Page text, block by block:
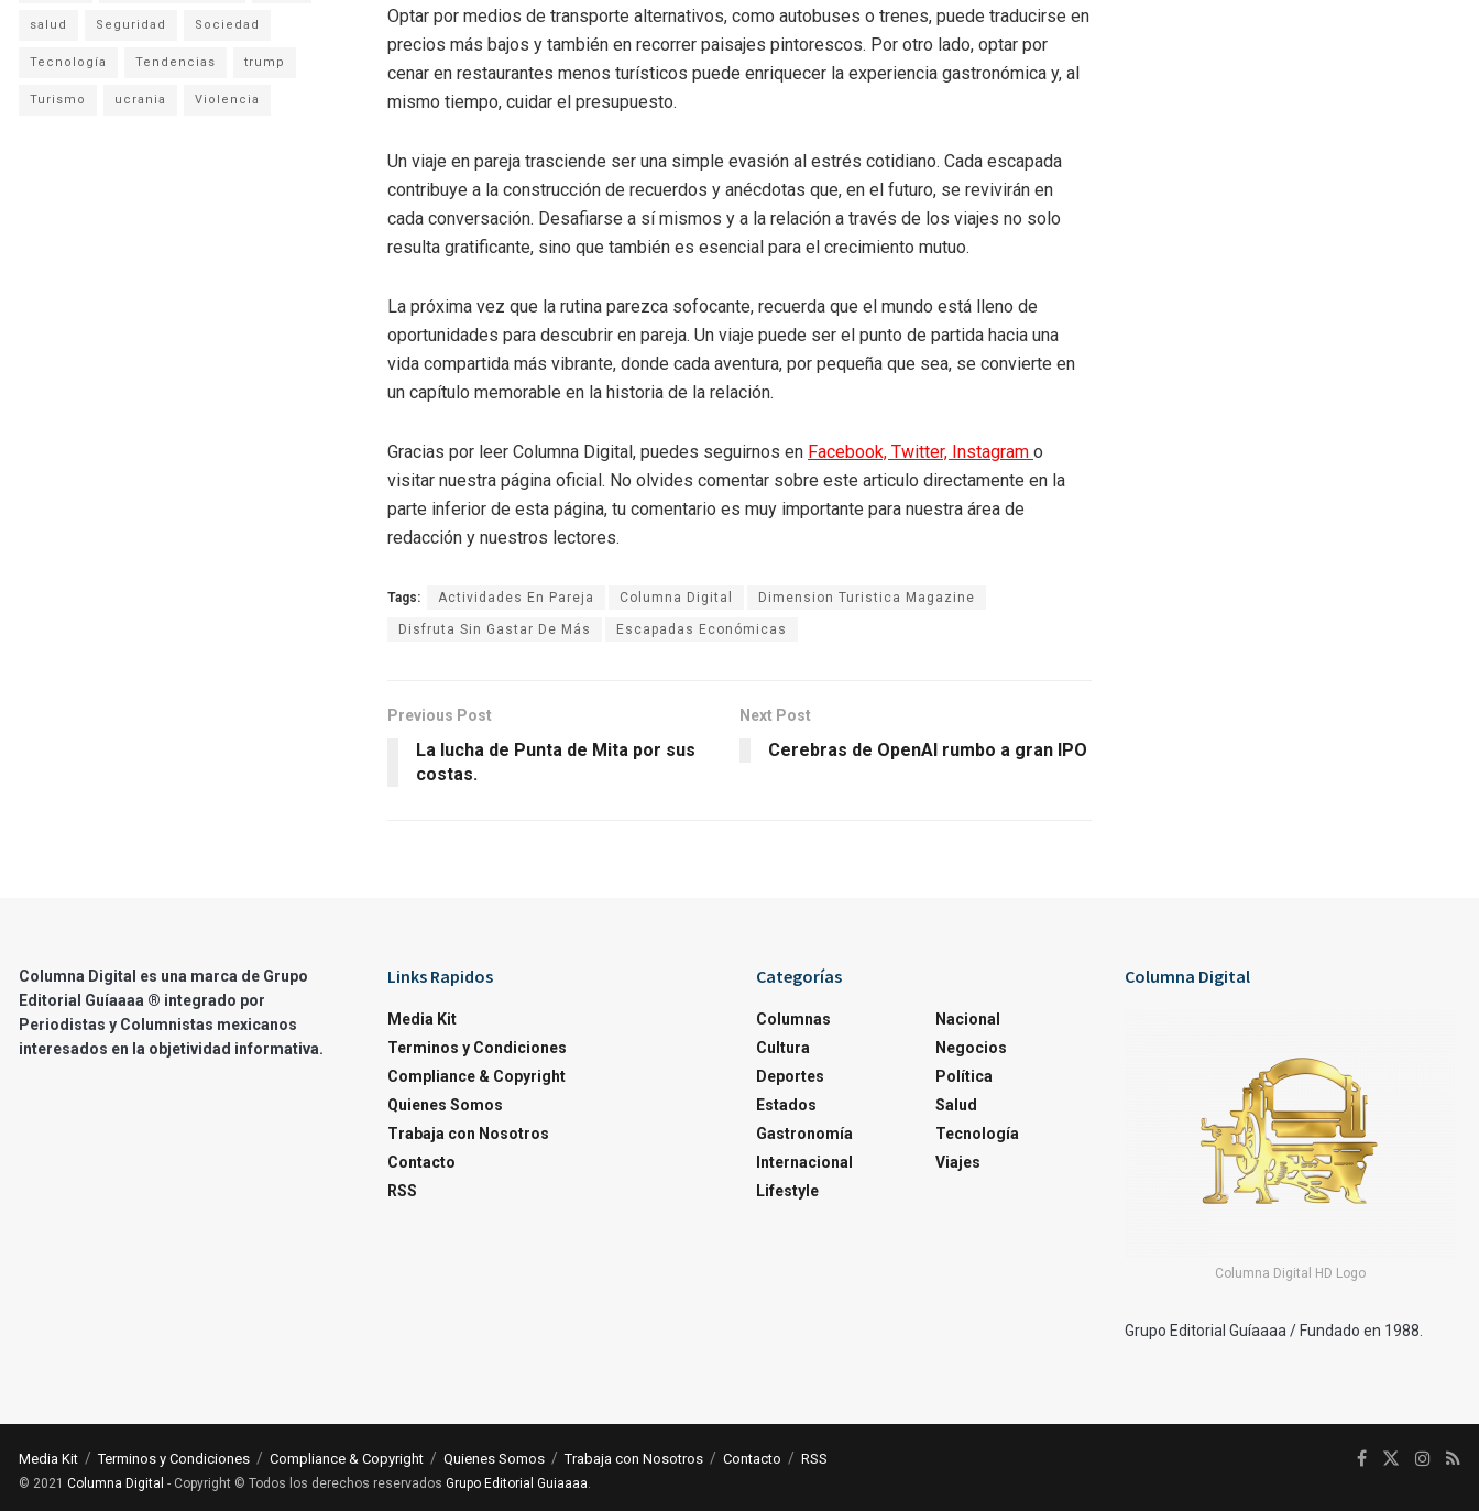
Optar por medios de transporte alternativos, como autobuses o trenes, puede traducirse en
precios más bajos y también en recorrer paisajes pintorescos. Por otro lado, optar por
cenar en restaurantes menos turísticos puede enriquecer la experiencia gastronómica y, al
mismo tiempo, cuidar el presupuesto.
Un viaje en pareja trasciende ser una simple evasión al estrés cotidiano. Cada escapada
contribuye a la construcción de recuerdos y anécdotas que, en el futuro, se revivirán en
cada conversación. Desafiarse a sí mismos y a la relación a través de los viajes no solo
resulta gratificante, sino que también es esencial para el crecimiento mutuo.
La próxima vez que la rutina parezca sofocante, recuerda que el mundo está lleno de
oportunidades para descubrir en pareja. Un viaje puede ser el punto de partida hacia una
vida compartida más vibrante, donde cada aventura, por pequeña que sea, se convierte en
un capítulo memorable en la historia de la relación.
Gracias por leer Columna Digital, puedes seguirnos en Facebook, Twitter, Instagram o
visitar nuestra página oficial. No olvides comentar sobre este articulo directamente en la
parte inferior de esta página, tu comentario es muy importante para nuestra área de
redacción y nuestros lectores.
Tags: Actividades En Pareja Columna Digital Dimension Turistica Magazine
Disfruta Sin Gastar De Más Escapadas Económicas
Previous Post
La lucha de Punta de Mita por sus
costas.
Next Post
Cerebras de OpenAI rumbo a gran IPO
salud Seguridad Sociedad
Tecnología Tendencias trump
Turismo ucrania Violencia
Columna Digital es una marca de Grupo
Editorial Guíaaaa ® integrado por
Periodistas y Columnistas mexicanos
interesados en la objetividad informativa.
Links Rapidos
Media Kit
Terminos y Condiciones
Compliance & Copyright
Quienes Somos
Trabaja con Nosotros
Contacto
RSS
Categorías
Columnas
Cultura
Deportes
Estados
Gastronomía
Internacional
Lifestyle
Nacional
Negocios
Política
Salud
Tecnología
Viajes
Columna Digital
Columna Digital HD Logo
Grupo Editorial Guíaaaa / Fundado en 1988.
Media Kit Terminos y Condiciones Compliance & Copyright Quienes Somos Trabaja con Nosotros Contacto RSS
© 2021 Columna Digital - Copyright © Todos los derechos reservados Grupo Editorial Guiaaaa